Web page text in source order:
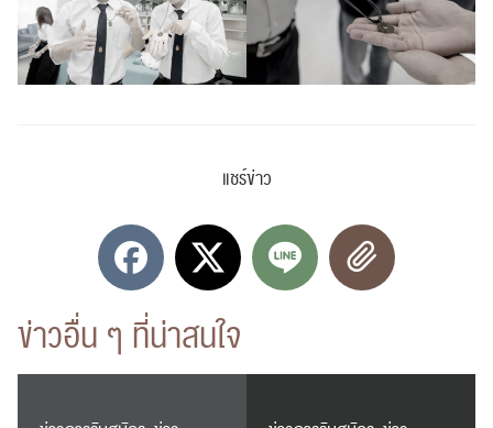
สำหรับ:
แชร์ข่าว
ข่าวอื่น ๆ ที่น่าสนใจ